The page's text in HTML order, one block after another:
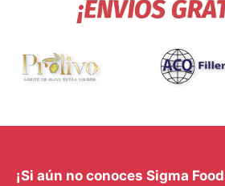
¡Si aún no conoces Sigma